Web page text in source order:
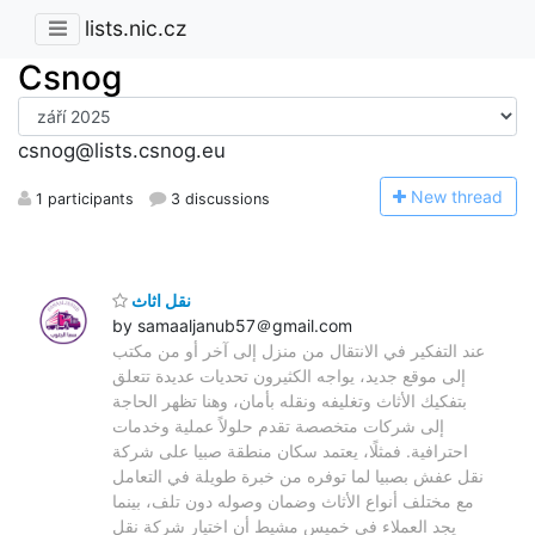
lists.nic.cz
Csnog
csnog@lists.csnog.eu
1 participants 3 discussions New thread
نقل اثاث
by samaaljanub57＠gmail.com
عند التفكير في الانتقال من منزل إلى آخر أو من مكتب
إلى موقع جديد، يواجه الكثيرون تحديات عديدة تتعلق
بتفكيك الأثاث وتغليفه ونقله بأمان، وهنا تظهر الحاجة
إلى شركات متخصصة تقدم حلولاً عملية وخدمات
احترافية. فمثلًا، يعتمد سكان منطقة صبيا على شركة
نقل عفش بصبيا لما توفره من خبرة طويلة في التعامل
مع مختلف أنواع الأثاث وضمان وصوله دون تلف، بينما
يجد العملاء في خميس مشيط أن اختيار شركة نقل